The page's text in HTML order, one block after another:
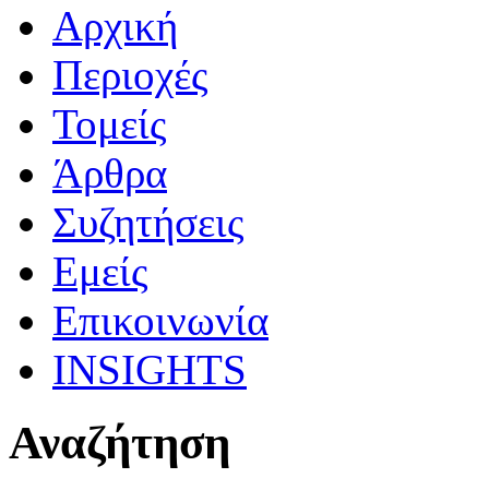
Αρχική
Περιοχές
Τομείς
Άρθρα
Συζητήσεις
Εμείς
Επικοινωνία
INSIGHTS
Αναζήτηση